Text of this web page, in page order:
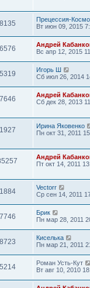
Прецессия-Космо
Вт июн 09, 2015
Андрей
Вс апр 12, 2015
Игорь Ш
Сб июл 26, 2014
Андрей
Сб дек 28, 2013
Ирина Яковенко
Пн окт 31, 2011
Андрей
Пт окт 14, 2011
Vectorr
Ср сен 14, 2011
Брик
Пн мар 28, 2011
Киселька
Пн мар 21, 2011
Роман Усть-Кут
Вт авг 10, 2010